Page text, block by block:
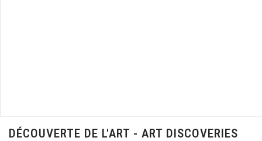
DÉCOUVERTE DE L'ART - ART DISCOVERIES